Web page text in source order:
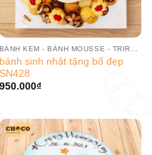
BÁNH KEM - BÁNH MOUSSE - TRIRAMISU
bánh sinh nhật tặng bố đẹp
SN428
950.000₫